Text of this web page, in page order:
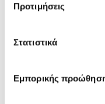
Προτιμήσεις
Στατιστικά
Εμπορικής
Το
και